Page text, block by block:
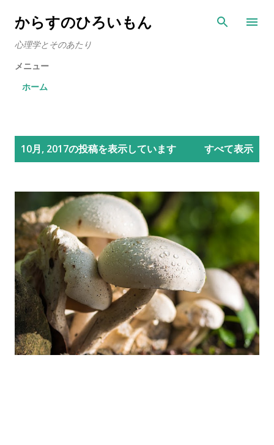
スキップしてメイン コンテンツに移動
からすのひろいもん
心理学とそのあたり
メニュー
ホーム
10月, 2017の投稿を表示しています すべて表示